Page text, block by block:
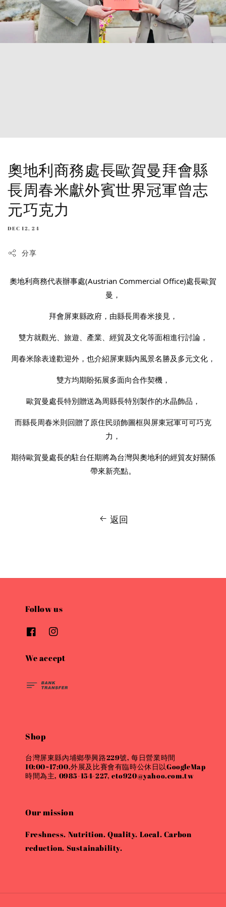
奧地利商務處長歐賀曼拜會縣
長周春米獻外賓世界冠軍曾志
元巧克力
DEC 12, 24
分享
奧地利商務代表辦事處(Austrian Commercial Office)處長歐賀
曼 ，
拜會屏東縣政府，由縣長周春米接見 ，
雙方就觀光、旅遊、產業、經貿及文化等面相進行討論，
周春米除表達歡迎外，也介紹屏東縣內風景名勝及多元文化，
雙方均期盼拓展多面向合作契機，
歐賀曼處長特別贈送為周縣長特別製作的水晶飾品 ，
而縣長周春米則回贈了原住民頭飾圖框與屏東冠軍可可巧克
力 ，
期待歐賀曼處長的駐台任期將為台灣與奧地利的經貿友好關係
帶來新亮點。
返回
Follow us
We accept
Shop
台灣屏東縣內埔鄉學興路229號, 每日營業時間
10:00~17:00,外展及比賽會有臨時公休日以GoogleMap
時間為主, 0985-154-227, eto920@yahoo.com.tw
Our mission
Freshness. Nutrition. Quality. Local. Carbon
reduction. Sustainability.